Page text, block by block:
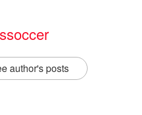
author's posts